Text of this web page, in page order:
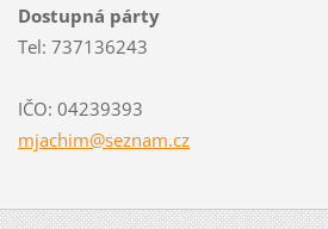
Dostupná párty
Tel: 737136243
IČO: 04239393
mjachim@seznam.cz